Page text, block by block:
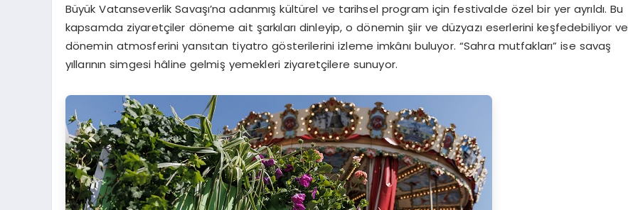
Büyük Vatanseverlik Savaşı’na adanmış kültürel ve tarihsel program için festivalde özel bir yer ayrıldı. Bu
kapsamda ziyaretçiler döneme ait şarkıları dinleyip, o dönemin şiir ve düzyazı eserlerini keşfedebiliyor ve
dönemin atmosferini yansıtan tiyatro gösterilerini izleme imkânı buluyor. “Sahra mutfakları” ise savaş
yıllarının simgesi hâline gelmiş yemekleri ziyaretçilere sunuyor.